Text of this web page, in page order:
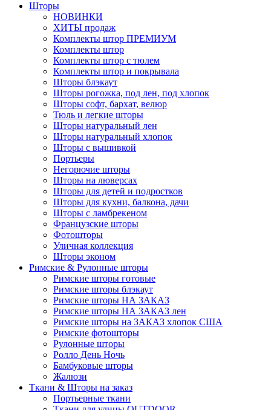
Шторы
НОВИНКИ
ХИТЫ продаж
Комплекты штор ПРЕМИУМ
Комплекты штор
Комплекты штор с тюлем
Комплекты штор и покрывала
Шторы блэкаут
Шторы рогожка, под лен, под хлопок
Шторы софт, бархат, велюр
Тюль и легкие шторы
Шторы натуральный лен
Шторы натуральный хлопок
Шторы с вышивкой
Портьеры
Негорючие шторы
Шторы на люверсах
Шторы для детей и подростков
Шторы для кухни, балкона, дачи
Шторы с ламбрекеном
Французские шторы
Фотошторы
Уличная коллекция
Шторы эконом
Римские & Рулонные шторы
Римские шторы готовые
Римские шторы блэкаут
Римские шторы НА ЗАКАЗ
Римские шторы НА ЗАКАЗ лен
Римские шторы на ЗАКАЗ хлопок США
Римские фотошторы
Рулонные шторы
Ролло День Ночь
Бамбуковые шторы
Жалюзи
Ткани & Шторы на заказ
Портьерные ткани